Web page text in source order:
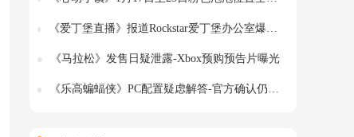
《爱丁堡直播》报道Rockstar爱丁堡办公室爆炸封锁-事件最新进展
《马拉松》发售日疑泄露-Xbox预购预告片曝光
《乐高蝙蝠侠》PC配置疑虑解答-官方确认仍在优化中